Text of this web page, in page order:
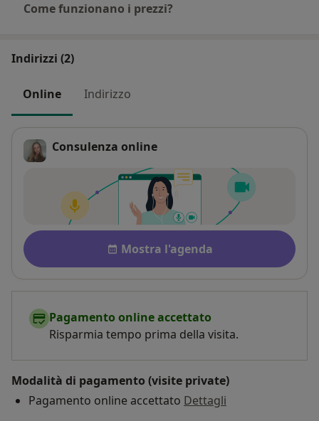
Come funzionano i prezzi?
Indirizzi (2)
Online Indirizzo
Consulenza online
Disponibilità
Mostra l'agenda
Pagamento online accettato
Risparmia tempo prima della visita.
Modalità di pagamento (visite private)
Pagamento online accettato Dettagli